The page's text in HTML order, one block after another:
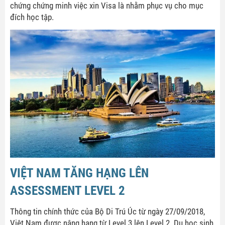
chứng chứng minh việc xin Visa là nhằm phục vụ cho mục
đích học tập.
VIỆT NAM TĂNG HẠNG LÊN
ASSESSMENT LEVEL 2
Thông tin chính thức của Bộ Di Trú Úc từ ngày 27/09/2018,